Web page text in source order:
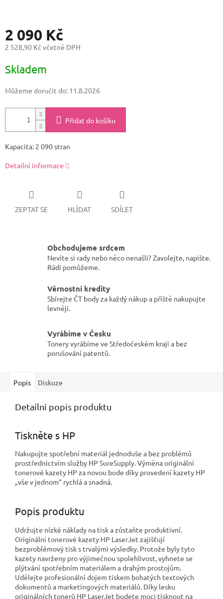
2 090 Kč
2 528,90 Kč včetně DPH
cena:
Skladem
Můžeme doručit do: 11.8.2026
Přidat do košíku
Kapacita: 2 090 stran
Detailní informace
ZEPTAT SE HLÍDAT SDÍLET
Obchodujeme srdcem
Nevíte si rady nebo něco nenašli? Zavolejte, napište.
Rádi pomůžeme.
Věrnostní kredity
Sbírejte ČT body za každý nákup a příště nakupujte
levněji.
Vyrábíme v Česku
Tonery vyrábíme ve Středočeském kraji a bez
porušování patentů.
Popis Diskuze
Detailní popis produktu
Tiskněte s HP
Nakupujte spotřební materiál jednoduše a bez problémů
prostřednictvím služby HP SureSupply. Výměna originální
tonerové kazety HP za novou bude díky provedení kazety HP
„vše v jednom“ rychlá a snadná.
Popis produktu
Udržujte nízké náklady na tisk a zůstaňte produktivní.
Originální tonerové kazety HP LaserJet zajišťují
bezproblémový tisk s trvalými výsledky. Protože byly tyto
kazety navrženy pro výjimečnou spolehlivost, vyhnete se
plýtvání spotřebním materiálem a drahým prostojům.
Udělejte profesionální dojem tiskem bohatých textových
dokumentů a marketingových materiálů. Díky lesku
originálních tonerů HP LaserJet budete moci tisknout na